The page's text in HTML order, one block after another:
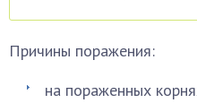
Причины поражения:
на пораженных